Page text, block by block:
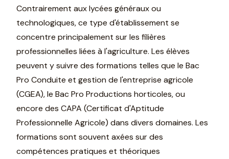
Contrairement aux lycées généraux ou
technologiques, ce type d'établissement se
concentre principalement sur les filières
professionnelles liées à l'agriculture. Les élèves
peuvent y suivre des formations telles que le Bac
Pro Conduite et gestion de l'entreprise agricole
(CGEA), le Bac Pro Productions horticoles, ou
encore des CAPA (Certificat d'Aptitude
Professionnelle Agricole) dans divers domaines. Les
formations sont souvent axées sur des
compétences pratiques et théoriques